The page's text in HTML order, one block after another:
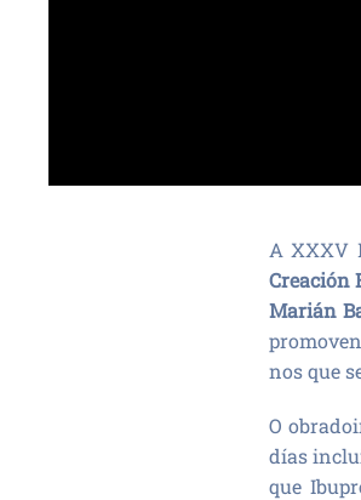
A XXXV
Creación
Marián
nos que
O
días
que